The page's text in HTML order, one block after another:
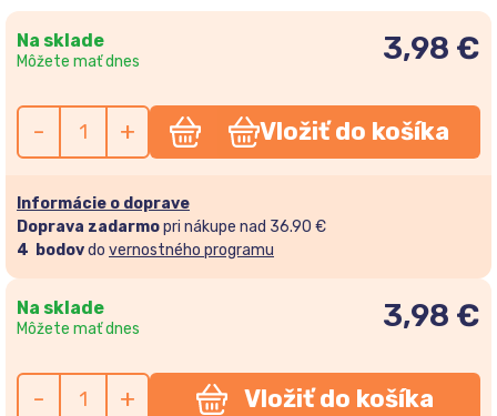
Na sklade
Môžete mať dnes 3,98 €
- + Vložiť do košíka
Informácie o doprave
Doprava zadarmopri nákupe nad 36.90 €
4 bodovdo vernostného programu
Na sklade
Môžete mať dnes 3,98 €
- + Vložiť do košíka